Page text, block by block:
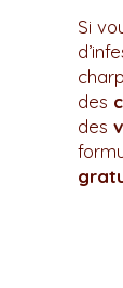
Si
des
des